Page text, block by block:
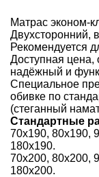
Матрас эконом-
Двухсторонний,
Рекомендуется
Доступная цена,
надёжный и
Специальное
обивке по
(стеганный
Стандартные
70х190, 80х190,
180х190.
70х200, 80х200,
180х200.